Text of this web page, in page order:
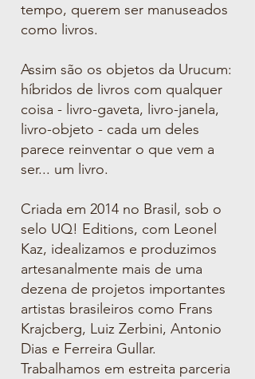
tempo, querem ser manuseados
como livros.
Assim são os objetos da Urucum:
híbridos de livros com qualquer
coisa - livro-gaveta, livro-janela,
livro-objeto - cada um deles
parece reinventar o que vem a
ser... um livro.
Criada em 2014 no Brasil, sob o
selo UQ! Editions, com Leonel
Kaz, idealizamos e produzimos
artesanalmente mais de uma
dezena de projetos importantes
artistas brasileiros como Frans
Krajcberg, Luiz Zerbini, Antonio
Dias e Ferreira Gullar.
Trabalhamos em estreita parceria